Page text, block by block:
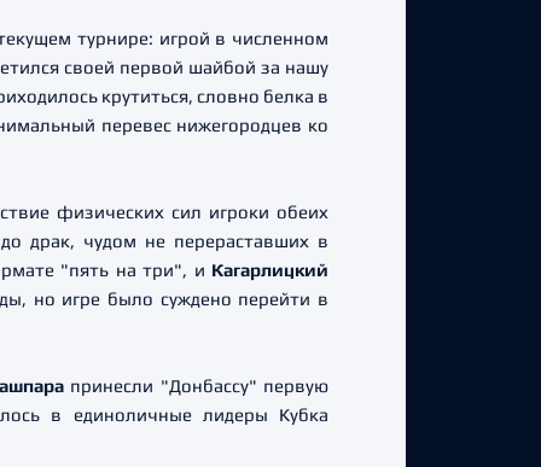
турнире: игрой в численном
своей первой шайбой за нашу
крутиться, словно белка в
перевес нижегородцев ко
физических сил игроки обеих
драк, чудом не перераставших в
"пять на три", и Кагарлицкий
но игре было суждено перейти в
принесли "Донбассу" первую
в единоличные лидеры Кубка